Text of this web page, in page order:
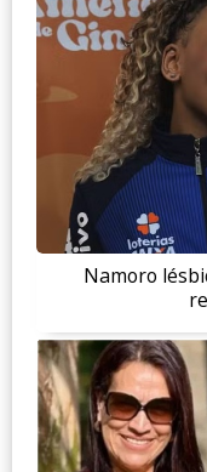
Namoro